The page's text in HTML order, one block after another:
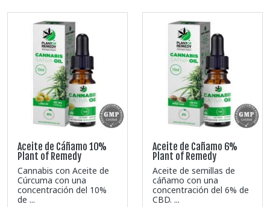
Aceite de Cáñamo 10%
Plant of Remedy
Cannabis con Aceite de
Cúrcuma con una
concentración del 10%
de ...
Aceite de Cañamo 6%
Plant of Remedy
Aceite de semillas de
cáñamo con una
concentración del 6% de
CBD. ...